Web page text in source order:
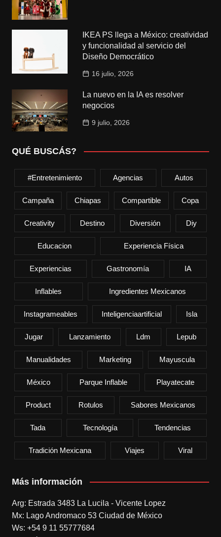
IKEA PS llega a México: creatividad
y funcionalidad al servicio del
Diseño Democrático
16 julio, 2026
La nuevo en la IA es resolver
negocios
9 julio, 2026
QUÉ BUSCÁS?
#entretenimiento Agencias Autos
Campaña Chiapas Compartible Copa
Creativity Destino Diversión Diy
Educacion Experiencia Física
Experiencias Gastronomía IA
Inflables Ingredientes Mexicanos
Instagrameables Inteligenciaartificial Isla
Jugar Lanzamiento Ldm Lepub
Manualidades Marketing Mayuscula
México Parque Inflable Playatecate
Product Rotulos Sabores Mexicanos
Tada Tecnología Tendencias
Tradición Mexicana Viajes Viral
Más información
Arg: Estrada 3483 La Lucila - Vicente Lopez
Mx: Lago Andromaco 53 Ciudad de México
Ws: +54 9 11 55777684